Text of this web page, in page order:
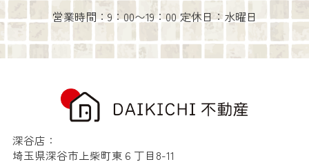
営業時間：9：00〜19：00 定休日：水曜日
深谷店：
埼玉県深谷市上柴町東６丁目8-11